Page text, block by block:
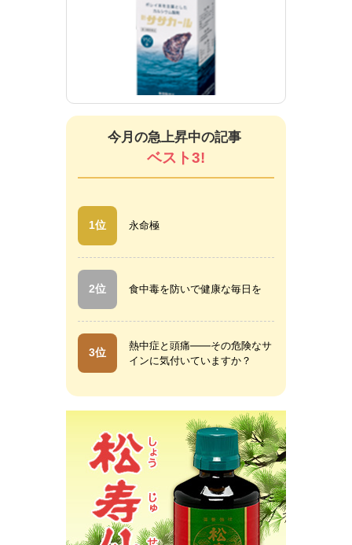
新ササカール（顆粒）
今月の急上昇中の記事
ベスト3!
1位 永命極
2位 食中毒を防いで健康な毎日を
3位
熱中症と頭痛――その危険なサ
インに気付いていますか？